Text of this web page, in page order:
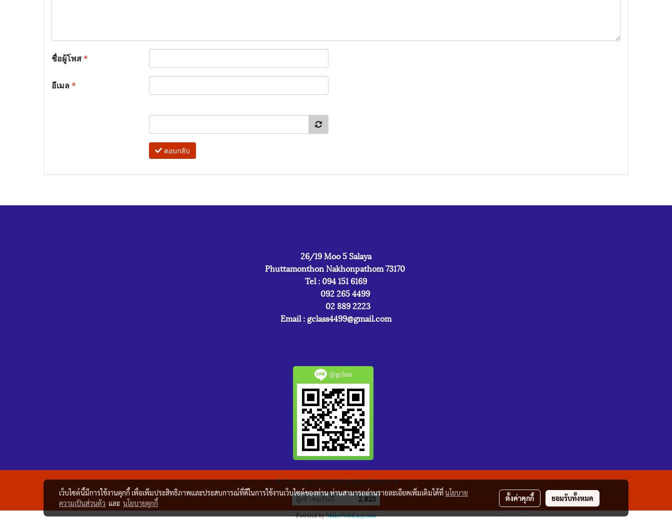
ชื่อผู้โพส*
อีเมล*
ตอบกลับ
26/19 Moo 5 Salaya
Phuttamonthon Nakhonpathom 73170
Tel : 094 151 6169
092 265 4499
02 889 2223
Email : gclass4499@gmail.com
@gclass
© Copyright 2016 All Rights Reserved
ผู้เข้าชมวันนี้ 2,823
Powered byMakeWebEasy.com
เว็บไซต์นี้มีการใช้งานคุกกี้ เพื่อเพิ่มประสิทธิภาพและประสบการณ์ที่ดีในการใช้งานเว็บไซต์ของท่าน ท่านสามารถอ่านรายละเอียดเพิ่มเติมได้ที่นโยบาย
ความเป็นส่วนตัว และ นโยบายคุกกี้
ตั้งค่าคุกกี้ ยอมรับทั้งหมด